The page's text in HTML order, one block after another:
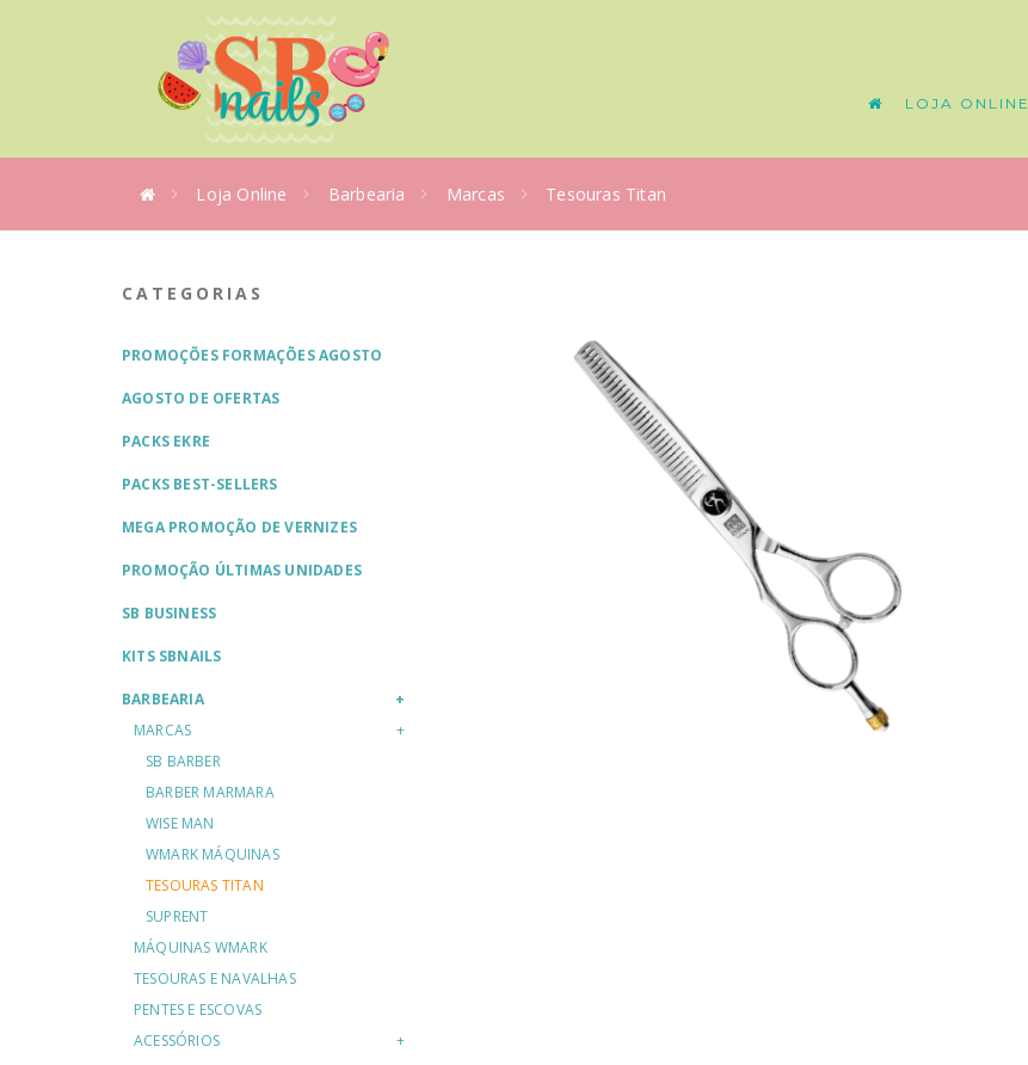
LOJA ONLINE
Loja Online Barbearia Marcas Tesouras Titan
CATEGORIAS
PROMOÇÕES FORMAÇÕES AGOSTO
AGOSTO DE OFERTAS
PACKS EKRE
PACKS BEST-SELLERS
MEGA PROMOÇÃO DE VERNIZES
PROMOÇÃO ÚLTIMAS UNIDADES
SB BUSINESS
KITS SBNAILS
BARBEARIA
MARCAS
SB BARBER
BARBER MARMARA
WISE MAN
WMARK MÁQUINAS
TESOURAS TITAN
SUPRENT
MÁQUINAS WMARK
TESOURAS E NAVALHAS
PENTES E ESCOVAS
ACESSÓRIOS